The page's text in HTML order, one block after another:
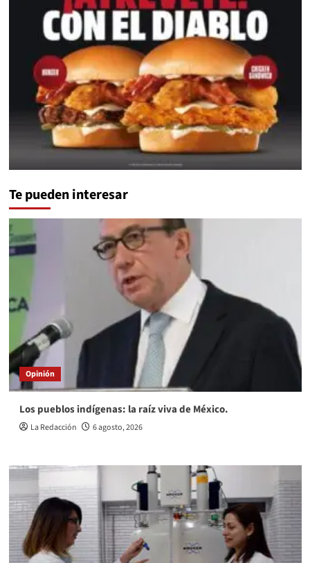
Te pueden interesar
Opinión
Los pueblos indígenas: la raíz viva de México.
La Redacción 6 agosto, 2026